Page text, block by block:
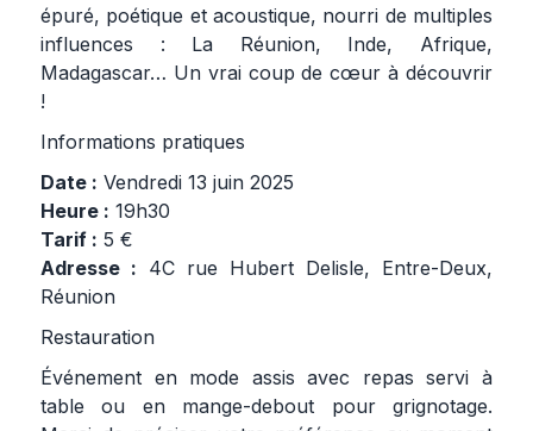
épuré, poétique et acoustique, nourri de multiples
influences : La Réunion, Inde, Afrique,
Madagascar… Un vrai coup de cœur à découvrir
!
Informations pratiques
Date : Vendredi 13 juin 2025
Heure : 19h30
Tarif : 5 €
Adresse : 4C rue Hubert Delisle, Entre-Deux,
Réunion
Restauration
Événement en mode assis avec repas servi à
table ou en mange-debout pour grignotage.